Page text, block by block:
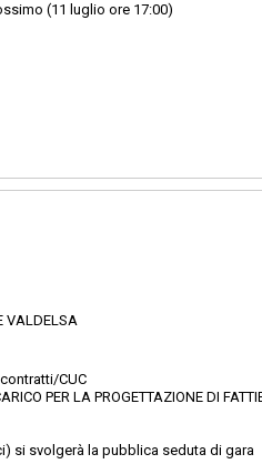
(11 luglio ore 17:00)
VALDELSA
contratti/CUC
PER LA PROGETTAZIONE DI
si svolgerà la pubblica seduta di gara